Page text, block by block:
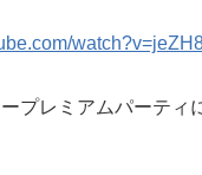
プレミアムパーティ